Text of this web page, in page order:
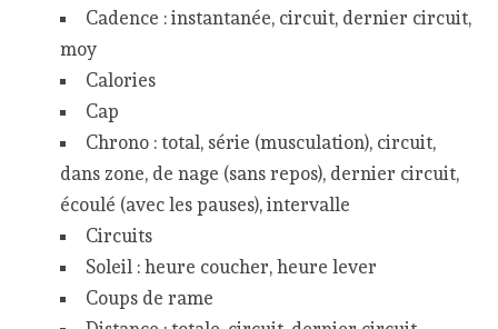
Cadence : instantanée, circuit, dernier circuit,
moy
Calories
Cap
Chrono : total, série (musculation), circuit,
dans zone, de nage (sans repos), dernier circuit,
écoulé (avec les pauses), intervalle
Circuits
Soleil : heure coucher, heure lever
Coups de rame